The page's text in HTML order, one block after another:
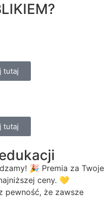
tutaj
tutaj
🎉 Premia za Twoje
ceny. 💛
pewność, że zawsze